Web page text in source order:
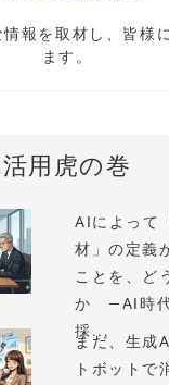
報を取材し、皆様
ます。
用虎の巻
AIによって
材」の定義
ことを、ど
か —AI時
採...
まだ、生成
トボットで